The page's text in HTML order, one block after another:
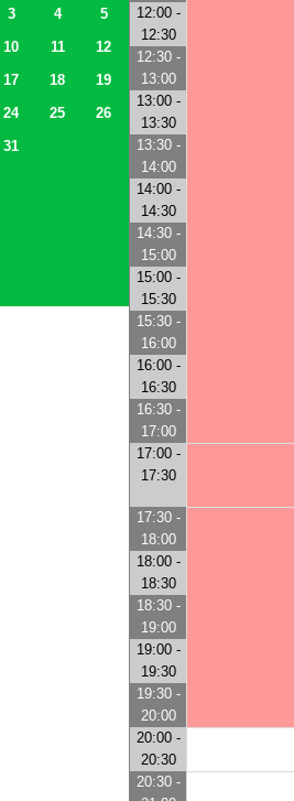
3 4
5
10 11
12
17 18
19
24 25
26
31
12:00 -
12:30
12:30 -
13:00
13:00 -
13:30
13:30 -
14:00
14:00 -
14:30
14:30 -
15:00
15:00 -
15:30
15:30 -
16:00
16:00 -
16:30
16:30 -
17:00
17:00 -
17:30
17:30 -
18:00
18:00 -
18:30
18:30 -
19:00
19:00 -
19:30
19:30 -
20:00
20:00 -
20:30
20:30 -